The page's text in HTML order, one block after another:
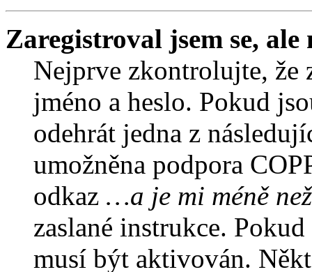
Zaregistroval jsem se,
Nejprve zkontrolujte, že
jméno a heslo. Pokud
odehrát jedna z
umožněna podpora
odkaz …a je mi méně
zaslané instrukce.
musí být aktivován.